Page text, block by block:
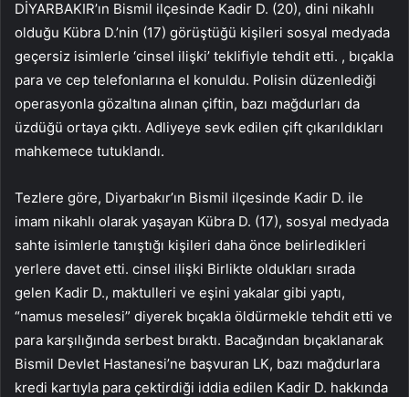
DİYARBAKIR’ın Bismil ilçesinde Kadir D. (20), dini nikahlı
olduğu Kübra D.’nin (17) görüştüğü kişileri sosyal medyada
geçersiz isimlerle ‘cinsel ilişki’ teklifiyle tehdit etti. , bıçakla
para ve cep telefonlarına el konuldu. Polisin düzenlediği
operasyonla gözaltına alınan çiftin, bazı mağdurları da
üzdüğü ortaya çıktı. Adliyeye sevk edilen çift çıkarıldıkları
mahkemece tutuklandı.
Tezlere göre, Diyarbakır’ın Bismil ilçesinde Kadir D. ile
imam nikahlı olarak yaşayan Kübra D. (17), sosyal medyada
sahte isimlerle tanıştığı kişileri daha önce belirledikleri
yerlere davet etti. cinsel ilişki Birlikte oldukları sırada
gelen Kadir D., maktulleri ve eşini yakalar gibi yaptı,
“namus meselesi” diyerek bıçakla öldürmekle tehdit etti ve
para karşılığında serbest bıraktı. Bacağından bıçaklanarak
Bismil Devlet Hastanesi’ne başvuran LK, bazı mağdurlara
kredi kartıyla para çektirdiği iddia edilen Kadir D. hakkında